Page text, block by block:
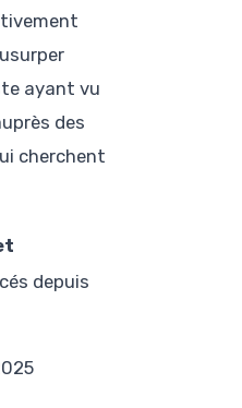
ayant vu
des
cherchent
depuis